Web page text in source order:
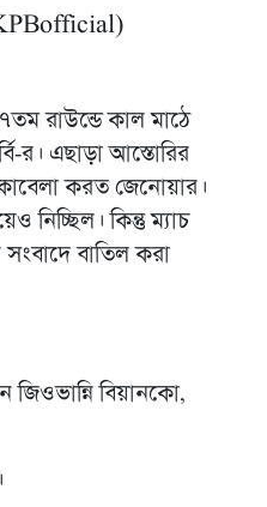
রাউন্ডে কাল মাঠে
র। এছাড়া আস্তোরির
করত জেনোয়ার।
নিচ্ছিল। কিন্তু ম্যাচ
বাতিল করা
জিওভান্নি বিয়ানকো,